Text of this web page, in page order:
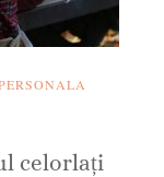
celorlați